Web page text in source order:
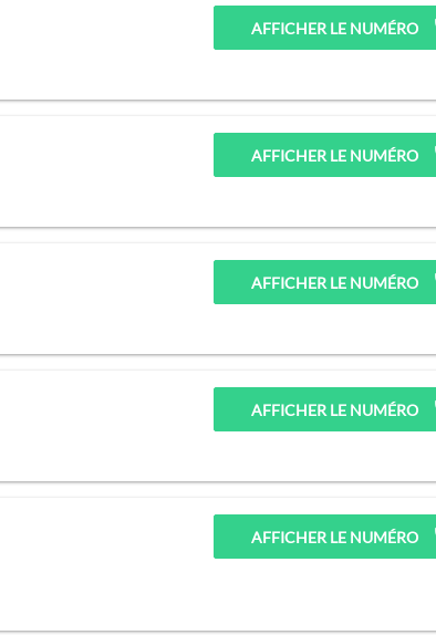
AFFICHER LE NUMÉRO
AFFICHER LE NUMÉRO
AFFICHER LE NUMÉRO
AFFICHER LE NUMÉRO
AFFICHER LE NUMÉRO